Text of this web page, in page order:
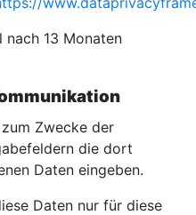
nach 13 Monaten
Zwecke der
die dort
Daten eingeben.
Daten nur für diese